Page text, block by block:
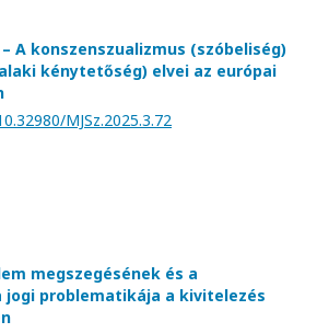
A konszenszualizmus (szóbeliség)
kénytetőség) elvei az európai
MJSz.2025.3.72
megszegésének és a
jogi problematikája a kivitelezés